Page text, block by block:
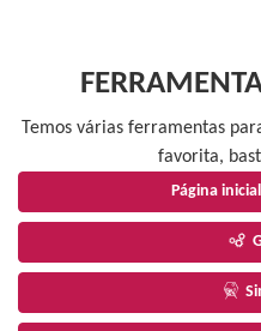
Temos várias ferramentas
favorita,
Página